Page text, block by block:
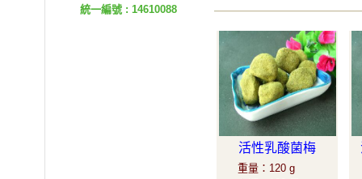
統一編號 : 14610088
活性乳酸菌梅
重量： 120 g